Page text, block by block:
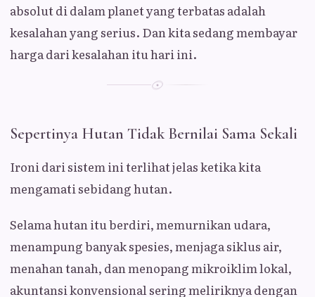
absolut di dalam planet yang terbatas adalah
kesalahan yang serius. Dan kita sedang membayar
harga dari kesalahan itu hari ini.
Sepertinya Hutan Tidak Bernilai Sama Sekali
Ironi dari sistem ini terlihat jelas ketika kita
mengamati sebidang hutan.
Selama hutan itu berdiri, memurnikan udara,
menampung banyak spesies, menjaga siklus air,
menahan tanah, dan menopang mikroiklim lokal,
akuntansi konvensional sering meliriknya dengan